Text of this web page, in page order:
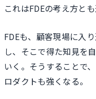
これはFDEの考え方とも
FDEも、顧客現場に入
し、そこで得た知見を
いく。そうすることで
ロダクトも強くなる。